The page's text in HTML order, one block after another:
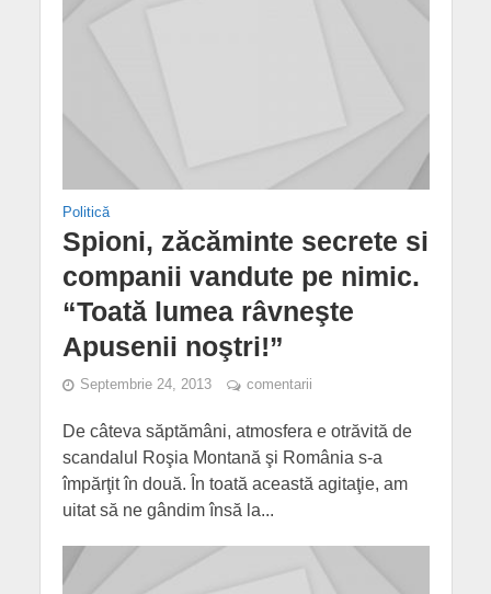
Politică
Spioni, zăcăminte secrete si
companii vandute pe nimic.
“Toată lumea râvneşte
Apusenii noştri!”
Septembrie 24, 2013 comentarii
De câteva săptămâni, atmosfera e otrăvită de
scandalul Roşia Montană şi România s-a
împărţit în două. În toată această agitaţie, am
uitat să ne gândim însă la...